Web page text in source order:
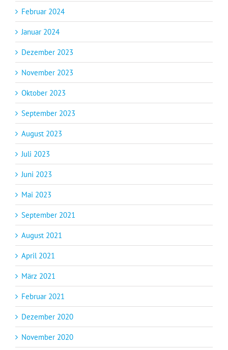
Februar 2024
Januar 2024
Dezember 2023
November 2023
Oktober 2023
September 2023
August 2023
Juli 2023
Juni 2023
Mai 2023
September 2021
August 2021
April 2021
März 2021
Februar 2021
Dezember 2020
November 2020